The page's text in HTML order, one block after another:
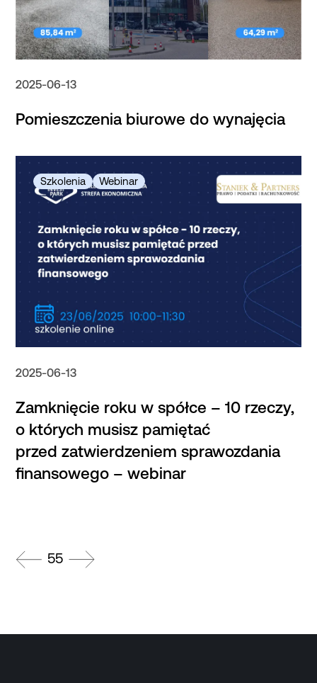
2025-06-13
Pomieszczenia biurowe do wynajęcia
2025-06-13
Zamknięcie roku w spółce – 10 rzeczy,
o których musisz pamiętać
przed zatwierdzeniem sprawozdania
finansowego – webinar
55